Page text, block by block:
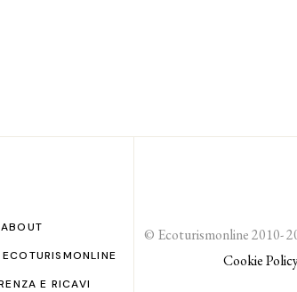
ABOUT
E RICAVI
© Ecoturismonline 2010-
Cookie